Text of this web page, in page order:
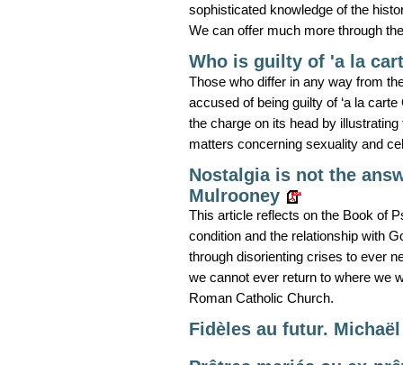
sophisticated knowledge of the
We can offer much more through
Who is guilty of 'a la
Those who differ in any way from
accused of being guilty of ‘a la
the charge on its head by
matters concerning sexuality and
Nostalgia is not the
Mulrooney
This article reflects on the Book of
condition and the relationship with
through disorienting crises to ever
we cannot ever return to where we
Roman Catholic Church.
Fidèles au futur.